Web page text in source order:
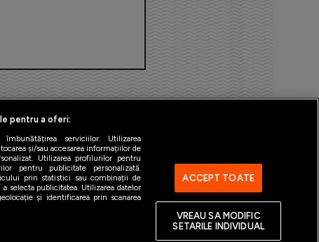
Gestionați preferințele
pentru a oferi:
îmbunătățirea serviciilor. Utilizarea
și/sau accesarea informațiilor de
Utilizarea profilurilor pentru
pentru publicitate personalizată.
prin statistici sau combinații de
selecta publicitatea. Utilizarea datelor
și identificarea prin scanarea
ACCEPT TOATE
VREAU SA MODIFIC
SETARILE INDIVIDUAL